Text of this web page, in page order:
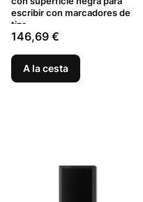
escribir con marcadores de
tiza
Precio
146,69 €
A la cesta